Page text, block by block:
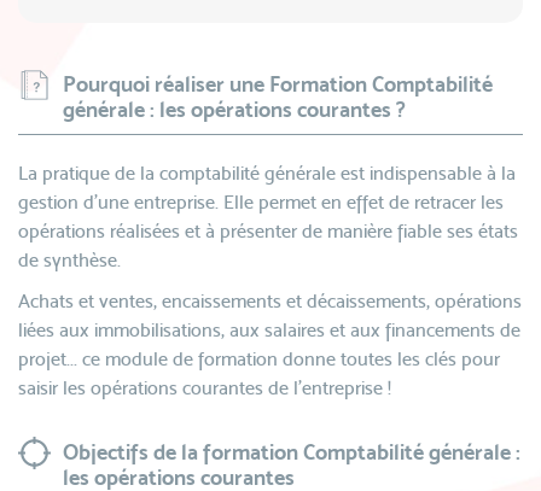
Pourquoi réaliser une Formation Comptabilité
générale : les opérations courantes ?
La pratique de la comptabilité générale est indispensable à la
gestion d’une entreprise. Elle permet en effet de retracer les
opérations réalisées et à présenter de manière fiable ses états
de synthèse.
Achats et ventes, encaissements et décaissements, opérations
liées aux immobilisations, aux salaires et aux financements de
projet... ce module de formation donne toutes les clés pour
saisir les opérations courantes de l’entreprise !
Objectifs de la formation Comptabilité générale :
les opérations courantes